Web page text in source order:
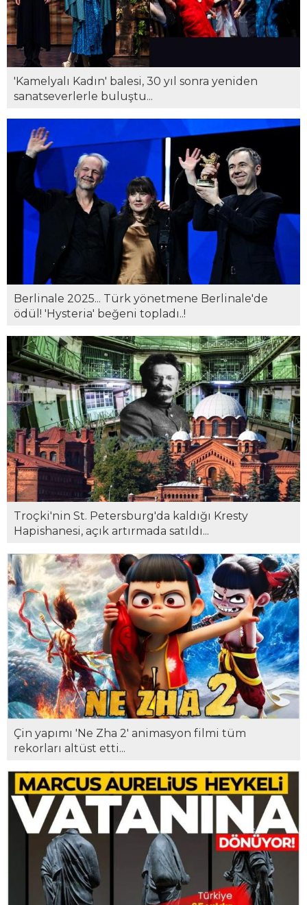
'Kamelyalı Kadın' balesi, 30 yıl sonra yeniden
sanatseverlerle buluştu...
Berlinale 2025... Türk yönetmene Berlinale'de
ödül! 'Hysteria' beğeni topladı..!
Troçki'nin St. Petersburg'da kaldığı Kresty
Hapishanesi, açık artırmada satıldı...
Çin yapımı 'Ne Zha 2' animasyon filmi tüm
rekorları altüst etti...